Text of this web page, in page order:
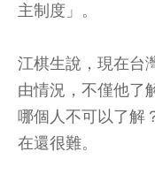
主制度」。
江棋生說，現在台
由情況，不僅他了
哪個人不可以了解
在還很難。